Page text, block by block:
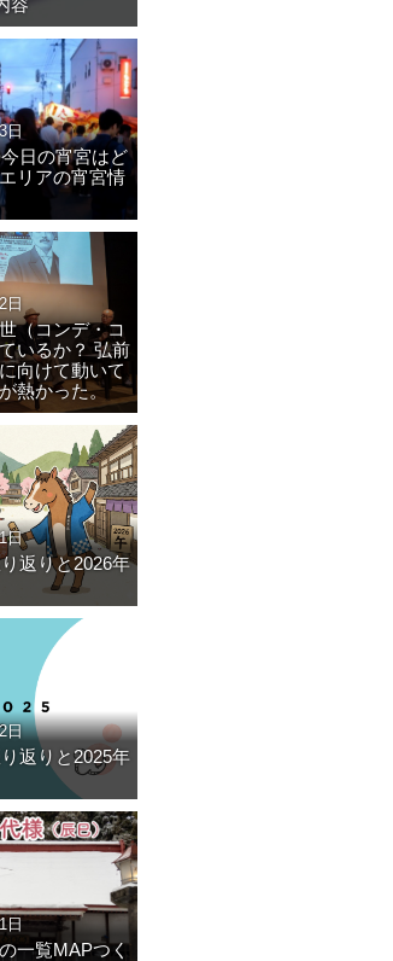
容
日
日の宵宮はど
リアの宵宮情
日
（コンデ・コ
いるか？ 弘前
向けて動いて
熱かった。
日
返りと2026年
日
返りと2025年
日
一覧MAPつく